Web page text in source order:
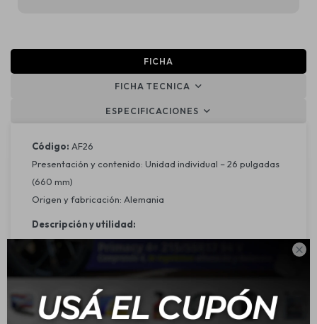

FICHA
FICHA TECNICA
ESPECIFICACIONES
Código: AF26
Presentación y contenido: Unidad individual – 26 pulgadas
(660 mm)
Origen y fabricación: Alemania
Descripción y utilidad:
Bosch AeroFit AF 26 es una escobilla limpiaparabrisas
para garantizar una limpieza eficiente y silenciosa del
parabrisas. Está fabricada con materiales resistentes y
tratada con grafito, ofreciendo un barrido suave y sin